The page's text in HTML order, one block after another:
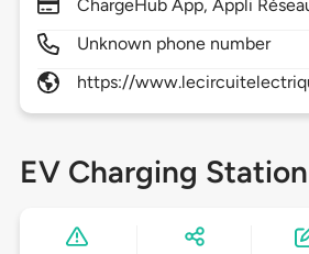
ChargeHub App, Appli
Unknown phone number
https://
EV Charging